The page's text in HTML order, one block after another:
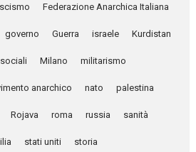
Federazione Anarchica Italiana
governo Guerra israele Kurdistan
Milano militarismo
anarchico nato palestina
Rojava roma russia sanità
stati uniti storia